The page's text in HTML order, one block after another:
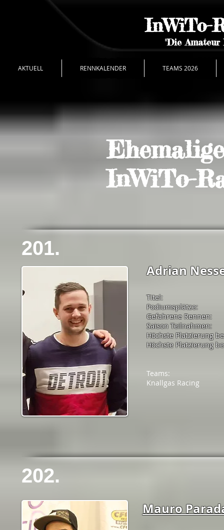
InWiTo-
"Die
AKTUELL RENNKALENDER TEAMS 2026
InWiTo-
201.
Adrian
Titel:
Podiumsplätze:
Gefahrene Rennen:
Saison Teilnahmen:
Höchste Platzierung
Höchste Platzierung
Teams:
Knallgas Racing
202.
Mauro